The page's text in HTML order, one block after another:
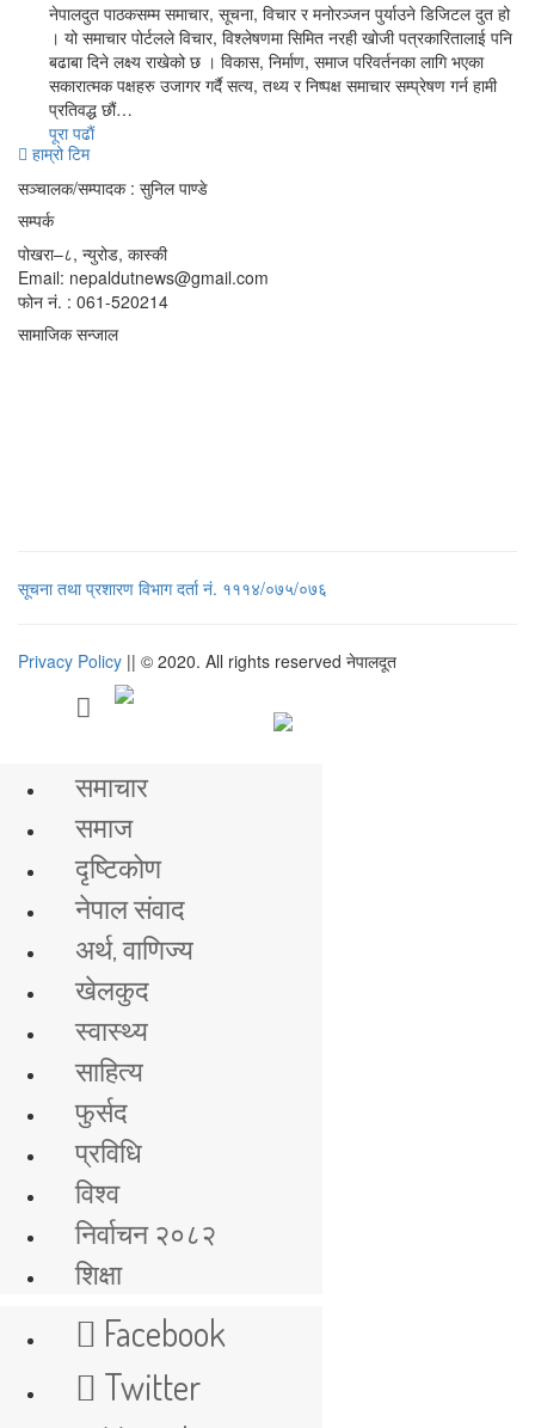
नेपालदुत पाठकसम्म समाचार, सूचना, विचार र मनोरञ्जन पुर्याउने डिजिटल दुत हो
। यो समाचार पोर्टलले विचार, विश्लेषणमा सिमित नरही खोजी पत्रकारितालाई पनि
बढाबा दिने लक्ष्य राखेको छ । विकास, निर्माण, समाज परिवर्तनका लागि भएका
सकारात्मक पक्षहरु उजागर गर्दै सत्य, तथ्य र निष्पक्ष समाचार सम्प्रेषण गर्न हामी
प्रतिवद्ध छौं…
पूरा पढाैं
हाम्रो टिम
सञ्चालक/सम्पादक : सुनिल पाण्डे
सम्पर्क
पोखरा–८, न्युरोड, कास्की
Email: nepaldutnews@gmail.com
फोन नं. : 061-520214
सामाजिक सन्जाल
सूचना तथा प्रशारण विभाग दर्ता नं. १११४/०७५/०७६
Privacy Policy || © 2020. All rights reserved नेपालदूत
समाचार
समाज
दृष्टिकोण
नेपाल संवाद
अर्थ, वाणिज्य
खेलकुद
स्वास्थ्य
साहित्य
फुर्सद
प्रविधि
विश्व
निर्वाचन २०८२
शिक्षा
Facebook
Twitter